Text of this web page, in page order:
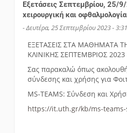
Εξετάσεις Σεπτεμβρίου, 25/
χειρουργική και οφθαλμολογία
- Δευτέρα, 25 Σεπτεμβρίου 2023 -
ΕΞΕΤΑΣΕΙΣ ΣΤΑ ΜΑΘΗΜΑΤΑ
ΚΛΙΝΙΚΗΣ ΣΕΠΤΕΜΒΡΙΟΣ 2023
Σας παρακαλώ όπως
σύνδεσης και χρήσης για
MS-TEAMS: Σύνδεση και
https://it.uth.gr/kb/ms-